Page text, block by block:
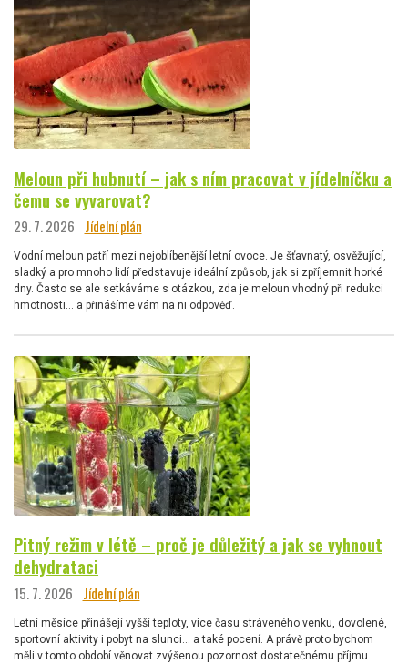
Meloun při hubnutí – jak s ním pracovat v jídelníčku a
čemu se vyvarovat?
29. 7. 2026 Jídelní plán
Vodní meloun patří mezi nejoblíbenější letní ovoce. Je šťavnatý, osvěžující,
sladký a pro mnoho lidí představuje ideální způsob, jak si zpříjemnit horké
dny. Často se ale setkáváme s otázkou, zda je meloun vhodný při redukci
hmotnosti… a přinášíme vám na ni odpověď.
Pitný režim v létě – proč je důležitý a jak se vyhnout
dehydrataci
15. 7. 2026 Jídelní plán
Letní měsíce přinášejí vyšší teploty, více času stráveného venku, dovolené,
sportovní aktivity i pobyt na slunci… a také pocení. A právě proto bychom
měli v tomto období věnovat zvýšenou pozornost dostatečnému příjmu